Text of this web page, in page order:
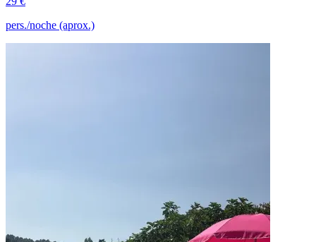
pers./noche (aprox.)